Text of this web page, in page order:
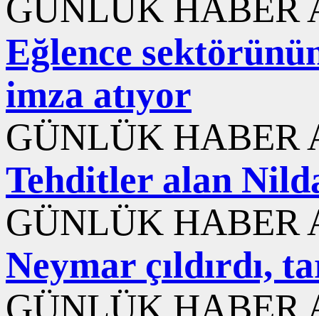
GÜNLÜK HABER
Eğlence
imza atıyor
GÜNLÜK HABER
Tehditler alan
GÜNLÜK HABER
Neymar çıldırdı,
GÜNLÜK HABER